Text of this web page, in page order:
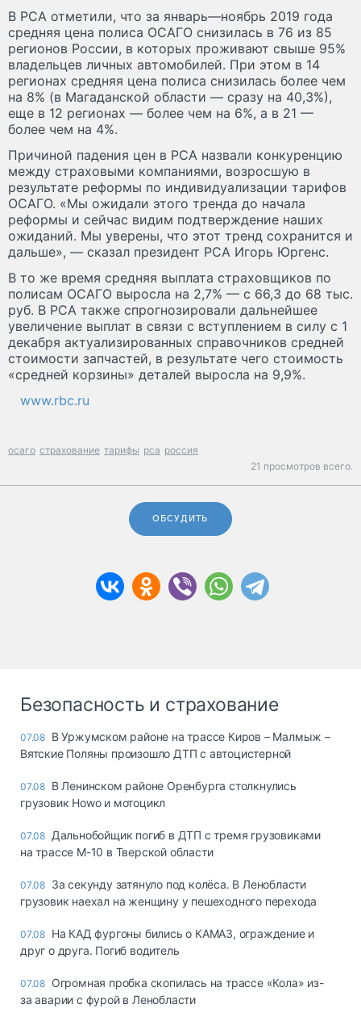
В РСА отметили, что за январь—ноябрь 2019 года
средняя цена полиса ОСАГО снизилась в 76 из 85
регионов России, в которых проживают свыше 95%
владельцев личных автомобилей. При этом в 14
регионах средняя цена полиса снизилась более чем
на 8% (в Магаданской области — сразу на 40,3%),
еще в 12 регионах — более чем на 6%, а в 21 —
более чем на 4%.
Причиной падения цен в РСА назвали конкуренцию
между страховыми компаниями, возросшую в
результате реформы по индивидуализации тарифов
ОСАГО. «Мы ожидали этого тренда до начала
реформы и сейчас видим подтверждение наших
ожиданий. Мы уверены, что этот тренд сохранится и
дальше», — сказал президент РСА Игорь Юргенс.
В то же время средняя выплата страховщиков по
полисам ОСАГО выросла на 2,7% — с 66,3 до 68 тыс.
руб. В РСА также спрогнозировали дальнейшее
увеличение выплат в связи с вступлением в силу с 1
декабря актуализированных справочников средней
стоимости запчастей, в результате чего стоимость
«средней корзины» деталей выросла на 9,9%.
www.rbc.ru
осаго страхование тарифы рса россия
21 просмотров всего.
ОБСУДИТЬ
Безопасность и страхование
07.08 В Уржумском районе на трассе Киров – Малмыж –
Вятские Поляны произошло ДТП с автоцистерной
07.08 В Ленинском районе Оренбурга столкнулись
грузовик Howo и мотоцикл
07.08 Дальнобойщик погиб в ДТП с тремя грузовиками
на трассе М-10 в Тверской области
07.08 За секунду затянуло под колёса. В Ленобласти
грузовик наехал на женщину у пешеходного перехода
07.08 На КАД фургоны бились о КАМАЗ, ограждение и
друг о друга. Погиб водитель
07.08 Огромная пробка скопилась на трассе «Кола» из-
за аварии с фурой в Ленобласти